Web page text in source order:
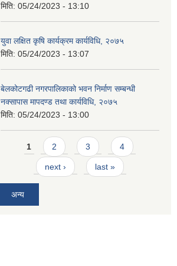
मिति: 05/24/2023 - 13:10
युवा लक्षित कृषि कार्यक्रम कार्यविधि, २०७५
मिति: 05/24/2023 - 13:07
बेलकोटगढी नगरपालिकाको भवन निर्माण सम्बन्धी
नक्सापास मापदण्ड तथा कार्यविधि, २०७५
मिति: 05/24/2023 - 13:00
Pages
1 2 3 4
next › last »
अन्य